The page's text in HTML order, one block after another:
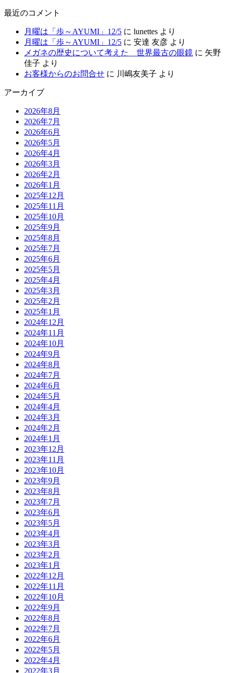
最近のコメント
月曜は「歩～AYUMI」12/5 に lunettes より
月曜は「歩～AYUMI」12/5 に 安達 友彦 より
メガネの歴史について考えた 世界最古の眼鏡 に 矢野
佳子 より
お客様からのお問合せ に 川嶋友美子 より
アーカイブ
2026年8月
2026年7月
2026年6月
2026年5月
2026年4月
2026年3月
2026年2月
2026年1月
2025年12月
2025年11月
2025年10月
2025年9月
2025年8月
2025年7月
2025年6月
2025年5月
2025年4月
2025年3月
2025年2月
2025年1月
2024年12月
2024年11月
2024年10月
2024年9月
2024年8月
2024年7月
2024年6月
2024年5月
2024年4月
2024年3月
2024年2月
2024年1月
2023年12月
2023年11月
2023年10月
2023年9月
2023年8月
2023年7月
2023年6月
2023年5月
2023年4月
2023年3月
2023年2月
2023年1月
2022年12月
2022年11月
2022年10月
2022年9月
2022年8月
2022年7月
2022年6月
2022年5月
2022年4月
2022年3月